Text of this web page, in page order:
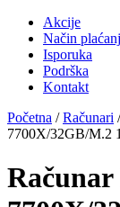
Akcije
Način
Isporuka
Podrška
Kontakt
Početna /Računari
7700X/32GB/M.2
Računar